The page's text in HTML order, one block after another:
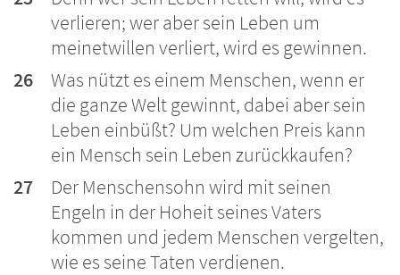
verlieren; wer aber sein Leben um
meinetwillen verliert, wird es gewinnen.
26
Was nützt es einem Menschen, wenn er
die ganze Welt gewinnt, dabei aber sein
Leben einbüßt? Um welchen Preis kann
ein Mensch sein Leben zurückkaufen?
27
Der Menschensohn wird mit seinen
Engeln in der Hoheit seines Vaters
kommen und jedem Menschen vergelten,
wie es seine Taten verdienen.